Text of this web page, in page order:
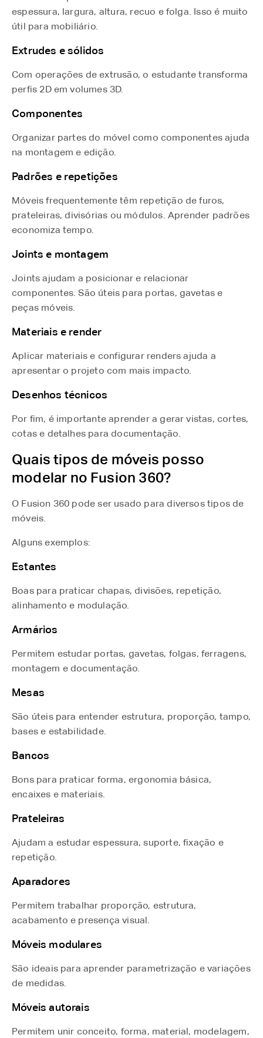
espessura, largura, altura, recuo e folga. Isso é muito
útil para mobiliário.
Extrudes e sólidos
Com operações de extrusão, o estudante transforma
perfis 2D em volumes 3D.
Componentes
Organizar partes do móvel como componentes ajuda
na montagem e edição.
Padrões e repetições
Móveis frequentemente têm repetição de furos,
prateleiras, divisórias ou módulos. Aprender padrões
economiza tempo.
Joints e montagem
Joints ajudam a posicionar e relacionar
componentes. São úteis para portas, gavetas e
peças móveis.
Materiais e render
Aplicar materiais e configurar renders ajuda a
apresentar o projeto com mais impacto.
Desenhos técnicos
Por fim, é importante aprender a gerar vistas, cortes,
cotas e detalhes para documentação.
Quais tipos de móveis posso
modelar no Fusion 360?
O Fusion 360 pode ser usado para diversos tipos de
móveis.
Alguns exemplos:
Estantes
Boas para praticar chapas, divisões, repetição,
alinhamento e modulação.
Armários
Permitem estudar portas, gavetas, folgas, ferragens,
montagem e documentação.
Mesas
São úteis para entender estrutura, proporção, tampo,
bases e estabilidade.
Bancos
Bons para praticar forma, ergonomia básica,
encaixes e materiais.
Prateleiras
Ajudam a estudar espessura, suporte, fixação e
repetição.
Aparadores
Permitem trabalhar proporção, estrutura,
acabamento e presença visual.
Móveis modulares
São ideais para aprender parametrização e variações
de medidas.
Móveis autorais
Permitem unir conceito, forma, material, modelagem,